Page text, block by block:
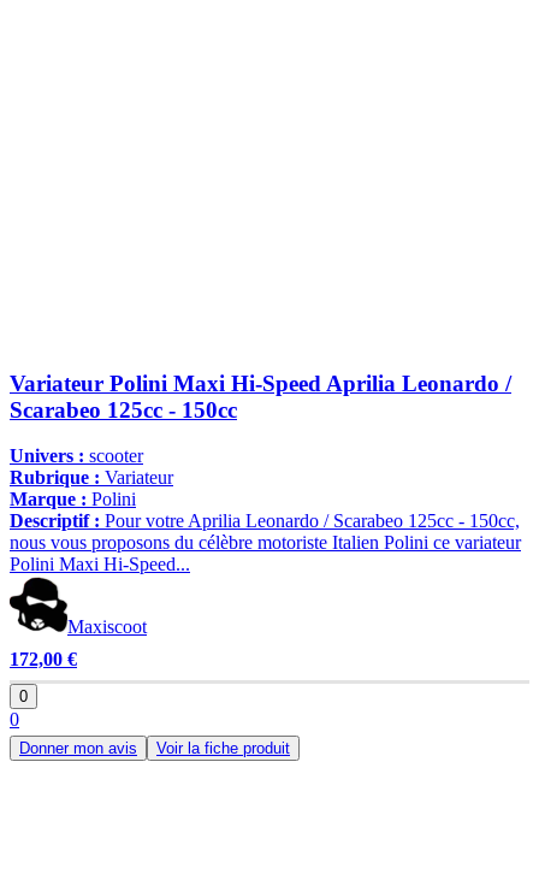
Variateur Polini Maxi Hi-Speed Aprilia Leonardo /
Scarabeo 125cc - 150cc
Univers : scooter
Rubrique : Variateur
Marque : Polini
Descriptif : Pour votre Aprilia Leonardo / Scarabeo 125cc - 150cc,
nous vous proposons du célèbre motoriste Italien Polini ce variateur
Polini Maxi Hi-Speed...
Maxiscoot
172,00 €
0
0
Donner mon avis Voir la fiche produit